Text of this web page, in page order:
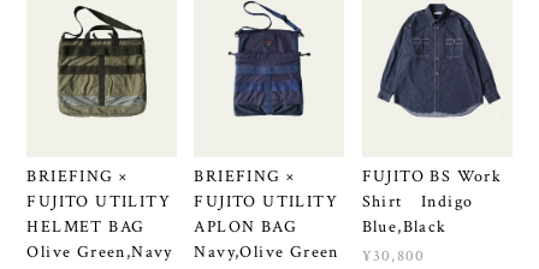
BRIEFING ×
FUJITO UTILITY
HELMET BAG
Olive Green,Navy
BRIEFING ×
FUJITO UTILITY
APLON BAG
Navy,Olive Green
FUJITO BS Work
Shirt Indigo
Blue,Black
¥30,800